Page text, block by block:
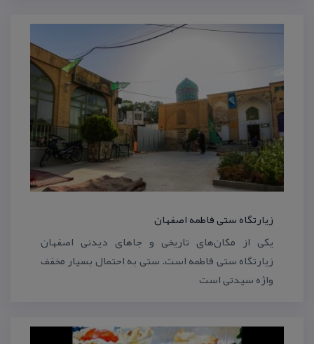
زیارتگاه ستی فاطمه اصفهان
یكی از مكان‌های تاریخی و جاهای دیدنی اصفهان
زیارتگاه ستی فاطمه است. ستی به احتمال بسیار مخفف
واژه سیدتی است